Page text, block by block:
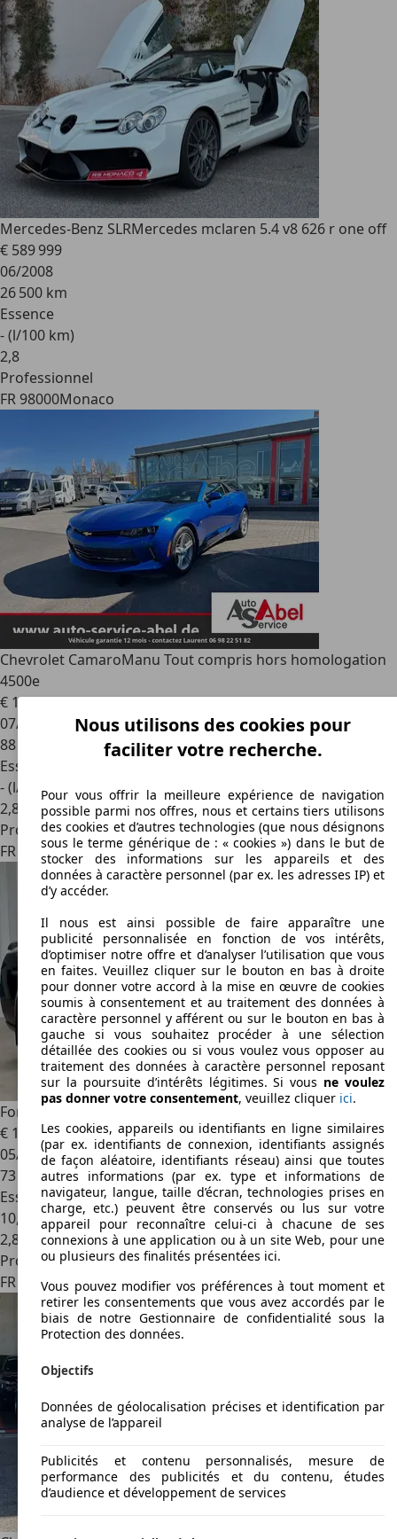
Mercedes-Benz SLRMercedes mclaren 5.4 v8 626 r one off
€ 589 999
06/2008
26 500 km
Essence
- (l/100 km)
2,8
Professionnel
FR 98000Monaco
Chevrolet CamaroManu Tout compris hors homologation
4500e
€ 19 900
07/2016
88 289 km
Essence
- (l/100 km)
2,8
Professionnel
FR 75008Paris
Ford Mustang
€ 17 900
05/2005
73 920 km
Essence
10,0 l/100 km (mixte)
2,8
Professionnel
FR 75008Paris
Nous utilisons des cookies pour
faciliter votre recherche.
Pour vous offrir la meilleure expérience de navigation
possible parmi nos offres, nous et certains tiers utilisons
des cookies et d’autres technologies (que nous désignons
sous le terme générique de : « cookies ») dans le but de
stocker des informations sur les appareils et des
données à caractère personnel (par ex. les adresses IP) et
d’y accéder.
Il nous est ainsi possible de faire apparaître une
publicité personnalisée en fonction de vos intérêts,
d’optimiser notre offre et d’analyser l’utilisation que vous
en faites. Veuillez cliquer sur le bouton en bas à droite
pour donner votre accord à la mise en œuvre de cookies
soumis à consentement et au traitement des données à
caractère personnel y afférent ou sur le bouton en bas à
gauche si vous souhaitez procéder à une sélection
détaillée des cookies ou si vous voulez vous opposer au
traitement des données à caractère personnel reposant
sur la poursuite d’intérêts légitimes. Si vous ne voulez
pas donner votre consentement, veuillez cliquer ici.
Les cookies, appareils ou identifiants en ligne similaires
(par ex. identifiants de connexion, identifiants assignés
de façon aléatoire, identifiants réseau) ainsi que toutes
autres informations (par ex. type et informations de
navigateur, langue, taille d’écran, technologies prises en
charge, etc.) peuvent être conservés ou lus sur votre
appareil pour reconnaître celui-ci à chacune de ses
connexions à une application ou à un site Web, pour une
ou plusieurs des finalités présentées ici.
Vous pouvez modifier vos préférences à tout moment et
retirer les consentements que vous avez accordés par le
biais de notre Gestionnaire de confidentialité sous la
Protection des données.
Objectifs
Données de géolocalisation précises et identification par
analyse de l’appareil
Publicités et contenu personnalisés, mesure de
performance des publicités et du contenu, études
d’audience et développement de services